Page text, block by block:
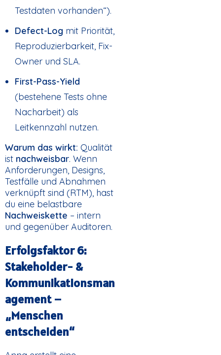
Testdaten vorhanden“).
Defect-Log mit Priorität,
Reproduzierbarkeit, Fix-
Owner und SLA.
First-Pass-Yield
(bestehene Tests ohne
Nacharbeit) als
Leitkennzahl nutzen.
Warum das wirkt: Qualität
ist nachweisbar. Wenn
Anforderungen, Designs,
Testfälle und Abnahmen
verknüpft sind (RTM), hast
du eine belastbare
Nachweiskette – intern
und gegenüber Auditoren.
Erfolgsfaktor 6:
Stakeholder- &
Kommunikationsman
agement –
„Menschen
entscheiden“